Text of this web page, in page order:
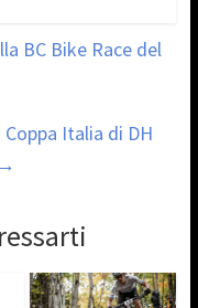
BC Bike Race del
Italia di DH
→